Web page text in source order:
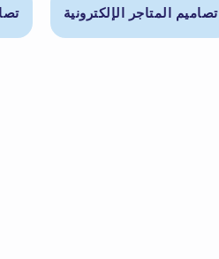
تصاميم المتاجر الإلكترونية